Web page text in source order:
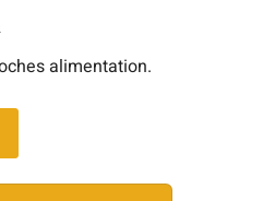
alimentation.